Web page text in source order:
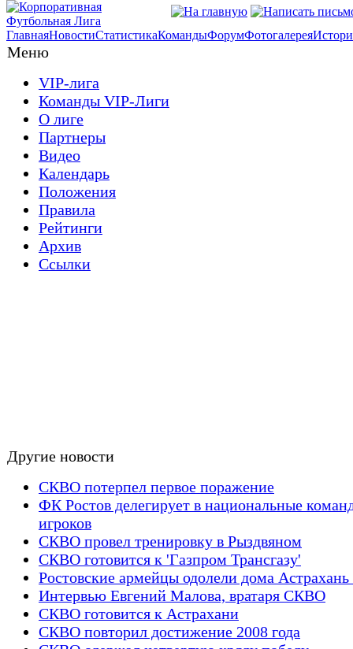
ГлавнаяНовостиСтатистикаКомандыФорумФотогалерея
Меню
VIP-лига
Команды VIP-Лиги
О лиге
Партнеры
Видео
Календарь
Положения
Правила
Рейтинги
Архив
Ссылки
Другие новости
СКВО потерпел первое поражение
ФК Ростов делегирует в национальные
игроков
СКВО провел тренировку в Рыздвяном
СКВО готовится к 'Газпром Трансгазу'
Ростовские армейцы одолели дома
Интервью Евгений Малова, вратаря СКВО
СКВО готовится к Астрахани
СКВО повторил достижение 2008 года